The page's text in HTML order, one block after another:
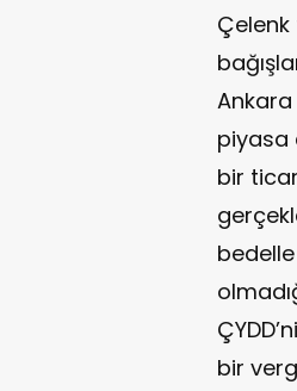
Çelenk
Ankara
piyasa
bir
bir